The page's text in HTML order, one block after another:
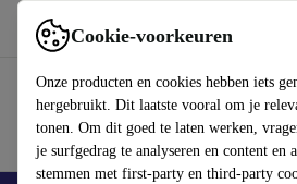
Cookie-voorkeuren
Onze producten en cookies hebben iets
hergebruikt. Dit laatste vooral om je
tonen. Om dit goed te laten werken,
je surfgedrag te analyseren en content en
stemmen met first-party en third-party
Gebruik refurbed snel en eenvoudig